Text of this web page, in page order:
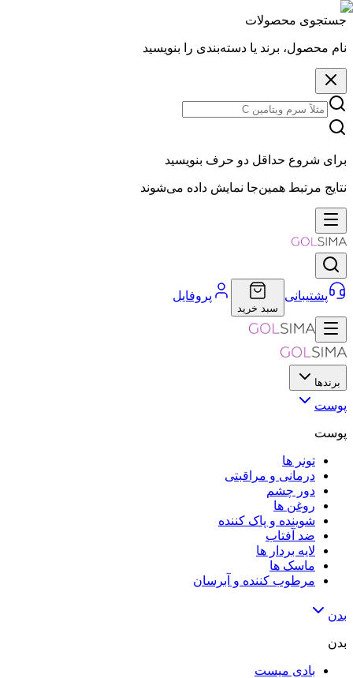
جستجوی محصولات
نام محصول، برند یا دسته‌بندی را بنویسید
برای شروع حداقل دو حرف بنویسید
نتایج مرتبط همین‌جا نمایش داده می‌شوند
پشتیبانی
سبد خرید
پروفایل
برندها
پوست
پوست
تونر ها
درمانی و مراقبتی
دور چشم
روغن ها
شوینده و پاک کننده
ضد آفتاب
لایه‌ بردار ها
ماسک ها
مرطوب کننده و آبرسان
بدن
بدن
بادی میست